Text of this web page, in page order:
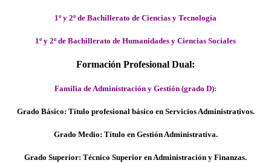
1º y 2º de Bachillerato de Ciencias y Tecnología
1º y 2º de Bachillerato de Humanidades y Ciencias Sociales
Formación Profesional Dual:
Familia de Administración y Gestión (grado D):
Grado Básico: Título profesional básico en Servicios Administrativos.
Grado Medio: Título en Gestión Administrativa.
Grado Superior: Técnico Superior en Administración y Finanzas.